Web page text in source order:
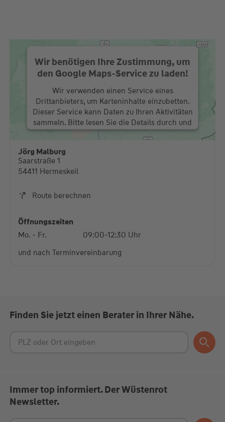
Wir benötigen Ihre Zustimmung, um
den Google Maps-Service zu laden!
Wir verwenden einen Service eines
Drittanbieters, um Karteninhalte einzubetten.
Dieser Service kann Daten zu Ihren Aktivitäten
sammeln. Bitte lesen Sie die Details durch und
stimmen Sie der Nutzung des Service zu, um
diese Karte anzuzeigen.
Jörg Malburg
Saarstraße 1
54411 Hermeskeil
Route berechnen
Öffnungszeiten
Mo. - Fr.
09:00-12:30 Uhr
und nach Terminvereinbarung
Finden Sie jetzt einen Berater in Ihrer Nähe.
Immer top informiert. Der Wüstenrot
Newsletter.